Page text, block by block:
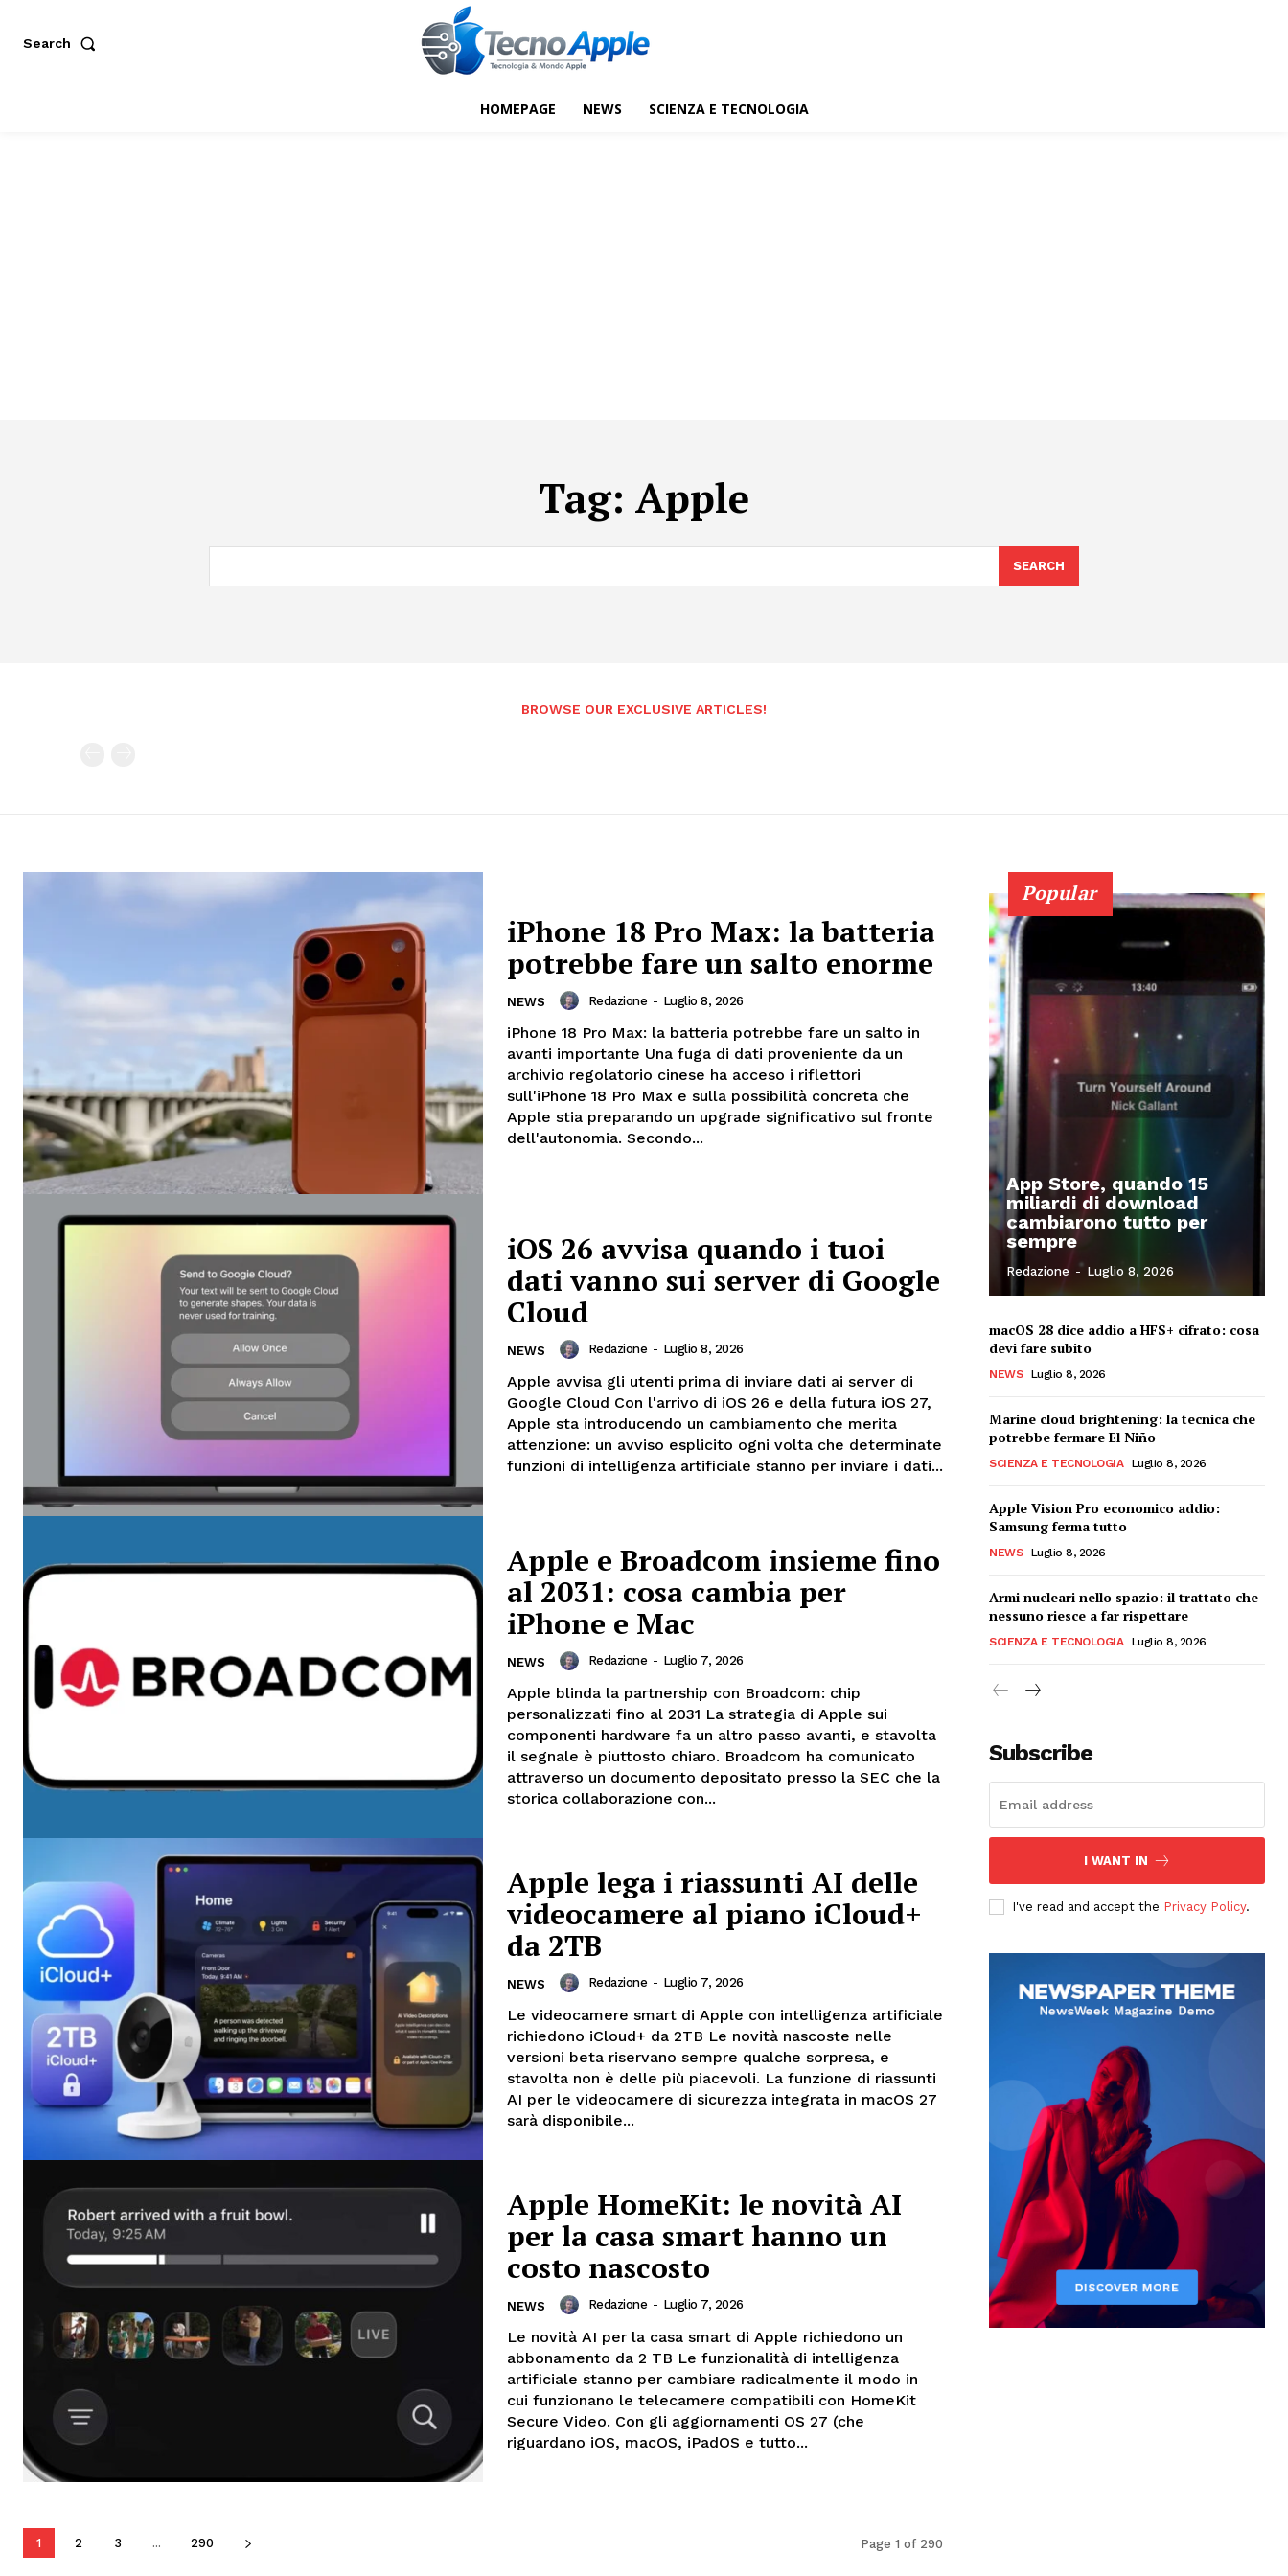
Search
HOMEPAGE NEWS SCIENZA E TECNOLOGIA
Tag: Apple
SEARCH
BROWSE OUR EXCLUSIVE ARTICLES!
iPhone 18 Pro Max: la batteria
potrebbe fare un salto enorme
NEWS Redazione - Luglio 8, 2026
iPhone 18 Pro Max: la batteria potrebbe fare un salto in
avanti importante Una fuga di dati proveniente da un
archivio regolatorio cinese ha acceso i riflettori
sull'iPhone 18 Pro Max e sulla possibilità concreta che
Apple stia preparando un upgrade significativo sul fronte
dell'autonomia. Secondo...
iOS 26 avvisa quando i tuoi
dati vanno sui server di Google
Cloud
NEWS Redazione - Luglio 8, 2026
Apple avvisa gli utenti prima di inviare dati ai server di
Google Cloud Con l'arrivo di iOS 26 e della futura iOS 27,
Apple sta introducendo un cambiamento che merita
attenzione: un avviso esplicito ogni volta che determinate
funzioni di intelligenza artificiale stanno per inviare i dati...
Apple e Broadcom insieme fino
al 2031: cosa cambia per
iPhone e Mac
NEWS Redazione - Luglio 7, 2026
Apple blinda la partnership con Broadcom: chip
personalizzati fino al 2031 La strategia di Apple sui
componenti hardware fa un altro passo avanti, e stavolta
il segnale è piuttosto chiaro. Broadcom ha comunicato
attraverso un documento depositato presso la SEC che la
storica collaborazione con...
Apple lega i riassunti AI delle
videocamere al piano iCloud+
da 2TB
NEWS Redazione - Luglio 7, 2026
Le videocamere smart di Apple con intelligenza artificiale
richiedono iCloud+ da 2TB Le novità nascoste nelle
versioni beta riservano sempre qualche sorpresa, e
stavolta non è delle più piacevoli. La funzione di riassunti
AI per le videocamere di sicurezza integrata in macOS 27
sarà disponibile...
Apple HomeKit: le novità AI
per la casa smart hanno un
costo nascosto
NEWS Redazione - Luglio 7, 2026
Le novità AI per la casa smart di Apple richiedono un
abbonamento da 2 TB Le funzionalità di intelligenza
artificiale stanno per cambiare radicalmente il modo in
cui funzionano le telecamere compatibili con HomeKit
Secure Video. Con gli aggiornamenti OS 27 (che
riguardano iOS, macOS, iPadOS e tutto...
1 2 3 ... 290 Page 1 of 290
Popular
App Store, quando 15
miliardi di download
cambiarono tutto per
sempre
Redazione - Luglio 8, 2026
macOS 28 dice addio a HFS+ cifrato: cosa
devi fare subito
NEWS Luglio 8, 2026
Marine cloud brightening: la tecnica che
potrebbe fermare El Niño
SCIENZA E TECNOLOGIA Luglio 8, 2026
Apple Vision Pro economico addio:
Samsung ferma tutto
NEWS Luglio 8, 2026
Armi nucleari nello spazio: il trattato che
nessuno riesce a far rispettare
SCIENZA E TECNOLOGIA Luglio 8, 2026
Subscribe
I WANT IN
I've read and accept the Privacy Policy.